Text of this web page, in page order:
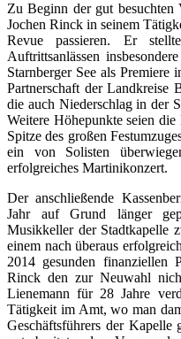
Zu Beginn der gut besuchten
Jochen Rinck in seinem
Revue passieren. Er
Auftrittsanlässen
Starnberger See als Premiere
Partnerschaft der Landkreise
die auch Niederschlag in der
Weitere Höhepunkte seien
Spitze des großen
ein von Solisten
erfolgreiches Martinikonzert.
Der anschließende
Jahr auf Grund länger
Musikkeller der Stadtkapelle
einem nach überaus
2014 gesunden finanziellen
Rinck den zur Neuwahl
Lienemann für 28 Jahre
Tätigkeit im Amt, wo man
Geschäftsführers der Kapelle